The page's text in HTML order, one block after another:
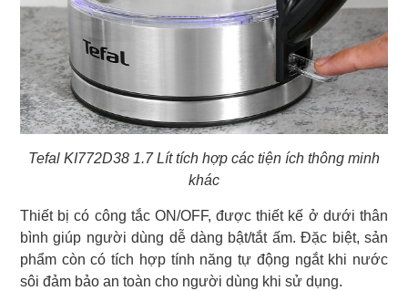
Tefal KI772D38 1.7 Lít tích hợp các tiện ích thông minh
khác
Thiết bị có công tắc ON/OFF, được thiết kế ở dưới thân
bình giúp người dùng dễ dàng bật/tắt ấm. Đặc biệt, sản
phẩm còn có tích hợp tính năng tự động ngắt khi nước
sôi đảm bảo an toàn cho người dùng khi sử dụng.